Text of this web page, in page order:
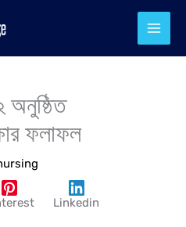
অনুষ্ঠিত
ফলাফল
Linkedin